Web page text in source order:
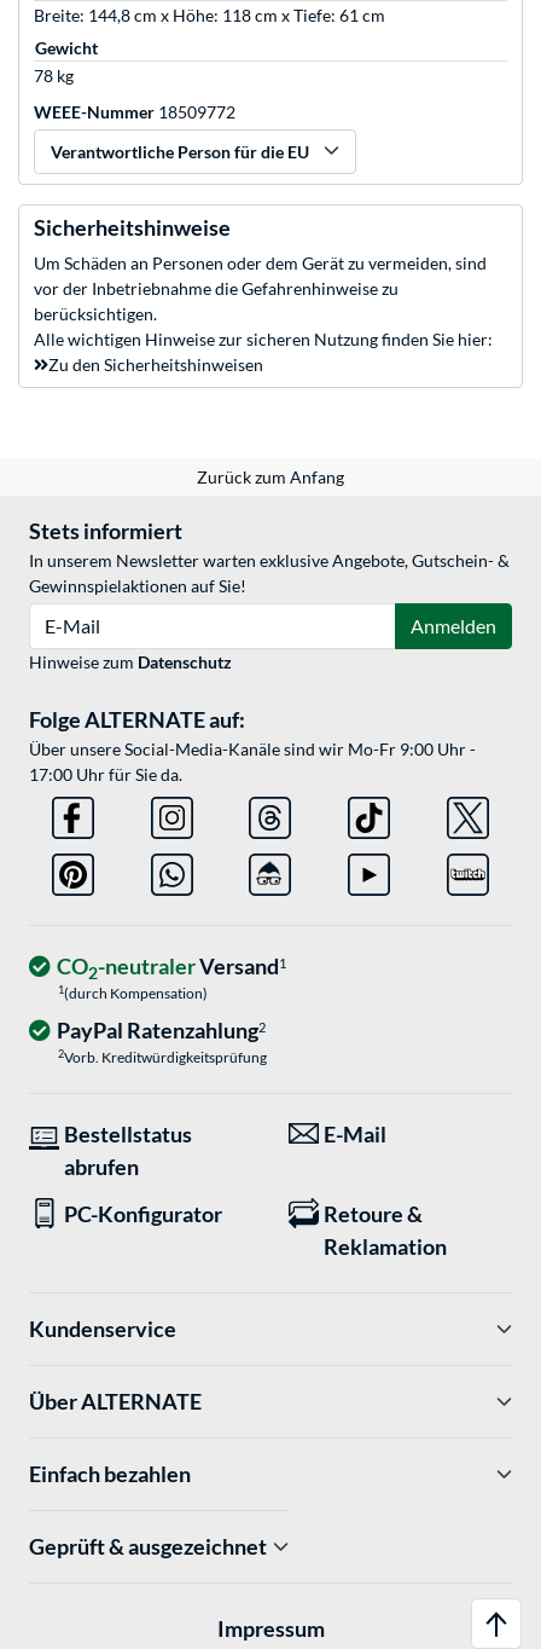
Breite: 144,8 cm x Höhe: 118 cm x Tiefe: 61 cm
Gewicht
78 kg
WEEE-Nummer 18509772
Verantwortliche Person für die EU
Sicherheitshinweise
Um Schäden an Personen oder dem Gerät zu vermeiden, sind
vor der Inbetriebnahme die Gefahrenhinweise zu
berücksichtigen.
Alle wichtigen Hinweise zur sicheren Nutzung finden Sie hier:
Zu den Sicherheitshinweisen
Zurück zum Anfang
Stets informiert
In unserem Newsletter warten exklusive Angebote, Gutschein- &
Gewinnspielaktionen auf Sie!
Anmelden
Hinweise zum Datenschutz
Folge ALTERNATE auf:
Über unsere Social-Media-Kanäle sind wir Mo-Fr 9:00 Uhr -
17:00 Uhr für Sie da.
CO2-neutralerVersand1
1(durch Kompensation)
PayPal Ratenzahlung2
2Vorb. Kreditwürdigkeitsprüfung
Bestellstatus
abrufen
E-Mail
PC-Konfigurator
Retoure &
Reklamation
Kundenservice
Über ALTERNATE
Einfach bezahlen
Geprüft & ausgezeichnet
Impressum